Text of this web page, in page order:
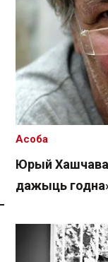
Юрый
дажыць
Асоба